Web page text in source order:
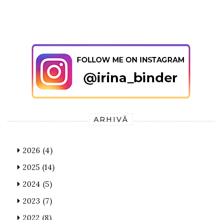
ARHIVĂ
2026 (4)
2025 (14)
2024 (5)
2023 (7)
2022 (8)